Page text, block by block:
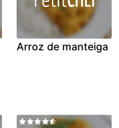
Arroz de manteiga